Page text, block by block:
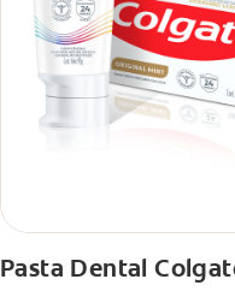
Pasta Dental